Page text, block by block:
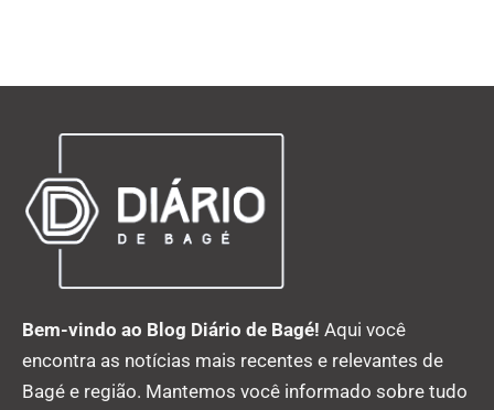
Bem-vindo ao Blog Diário de Bagé! Aqui você
encontra as notícias mais recentes e relevantes de
Bagé e região. Mantemos você informado sobre tudo